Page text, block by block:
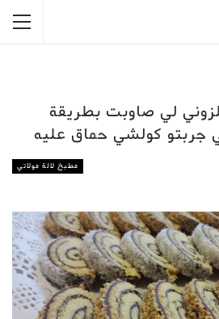
لي صاوبت بطريقة
جربتو كولشي حماق عليه
مطبخ لالة مولاتي